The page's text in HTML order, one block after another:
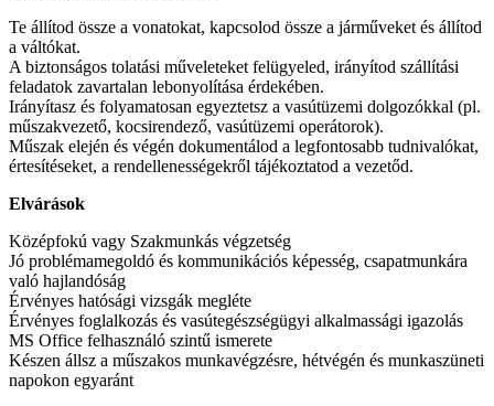
Te állítod össze a vonatokat, kapcsolod össze a járműveket és állítod
a váltókat.
A biztonságos tolatási műveleteket felügyeled, irányítod szállítási
feladatok zavartalan lebonyolítása érdekében.
Irányítasz és folyamatosan egyeztetsz a vasútüzemi dolgozókkal (pl.
műszakvezető, kocsirendező, vasútüzemi operátorok).
Műszak elején és végén dokumentálod a legfontosabb tudnivalókat,
értesítéseket, a rendellenességekről tájékoztatod a vezetőd.
Elvárások
Középfokú vagy Szakmunkás végzetség
Jó problémamegoldó és kommunikációs képesség, csapatmunkára
való hajlandóság
Érvényes hatósági vizsgák megléte
Érvényes foglalkozás és vasútegészségügyi alkalmassági igazolás
MS Office felhasználó szintű ismerete
Készen állsz a műszakos munkavégzésre, hétvégén és munkaszüneti
napokon egyaránt